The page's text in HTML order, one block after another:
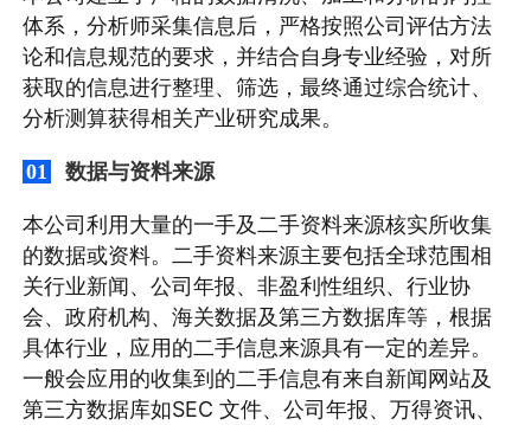
体系，分析师采集信息后，严格按照公司评估方法
论和信息规范的要求，并结合自身专业经验，对所
获取的信息进行整理、筛选，最终通过综合统计、
分析测算获得相关产业研究成果。
01 数据与资料来源
本公司利用大量的一手及二手资料来源核实所收集
的数据或资料。二手资料来源主要包括全球范围相
关行业新闻、公司年报、非盈利性组织、行业协
会、政府机构、海关数据及第三方数据库等，根据
具体行业，应用的二手信息来源具有一定的差异。
一般会应用的收集到的二手信息有来自新闻网站及
第三方数据库如SEC 文件、公司年报、万得资讯、